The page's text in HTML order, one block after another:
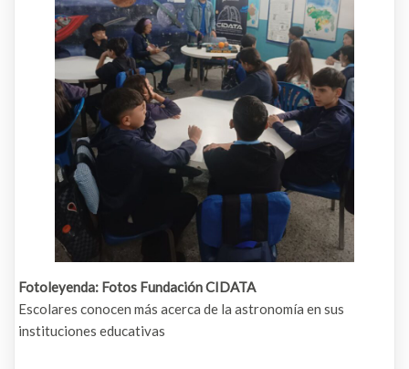
Fotoleyenda: Fotos Fundación CIDATA
Escolares conocen más acerca de la astronomía en sus
instituciones educativas